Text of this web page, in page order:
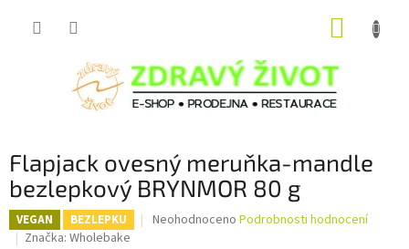
Flapjack ovesný meruňka-mandle
bezlepkový BRYNMOR 80 g
VEGAN BEZLEPKU
Průměrné
Neohodnoceno Podrobnosti hodnocení
Značka: Wholebake